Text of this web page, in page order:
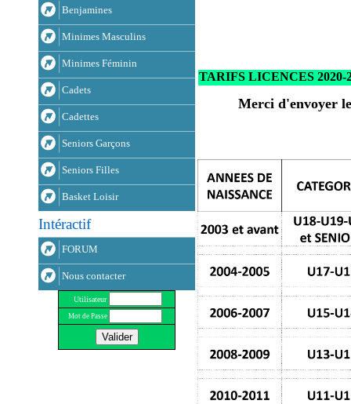
Benjamines
Minimes Masculins
Minimes Féminin
Cadets
Cadettes
Seniors Garçons
Seniors Filles
Basket Loisir
Intéractif
FORUM
Nous contacter
Utilisateur
Mot de Passe
TARIFS LICENCES 2020-
Merci d'envoyer